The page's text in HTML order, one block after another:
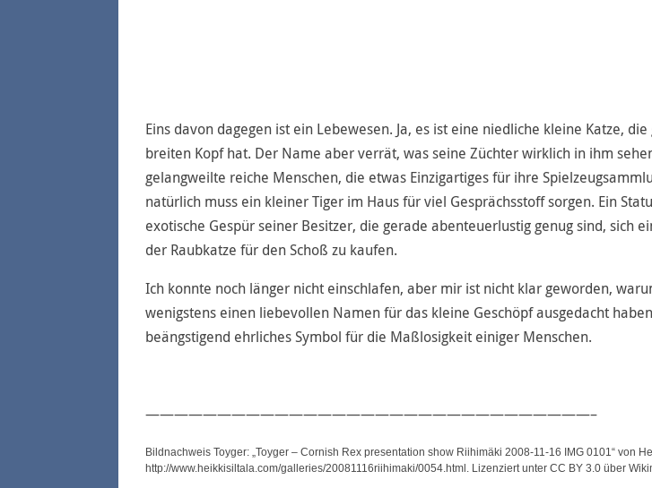
Eins davon dagegen ist ein Lebewesen. Ja, es ist eine niedliche kleine Katze,
breiten Kopf hat. Der Name aber verrät, was seine Züchter wirklich in ihm
gelangweilte reiche Menschen, die etwas Einzigartiges für ihre
natürlich muss ein kleiner Tiger im Haus für viel Gesprächsstoff sorgen. Ein
exotische Gespür seiner Besitzer, die gerade abenteuerlustig genug sind, sich
der Raubkatze für den Schoß zu kaufen.
Ich konnte noch länger nicht einschlafen, aber mir ist nicht klar geworden,
wenigstens einen liebevollen Namen für das kleine Geschöpf ausgedacht
beängstigend ehrliches Symbol für die Maßlosigkeit einiger Menschen.
———————————————————————————————–
Bildnachweis Toyger: „Toyger – Cornish Rex presentation show Riihimäki 2008-11-16 IMG 0101“ von
http://www.heikkisiltala.com/galleries/20081116riihimaki/0054.html. Lizenziert unter CC BY 3.0 über